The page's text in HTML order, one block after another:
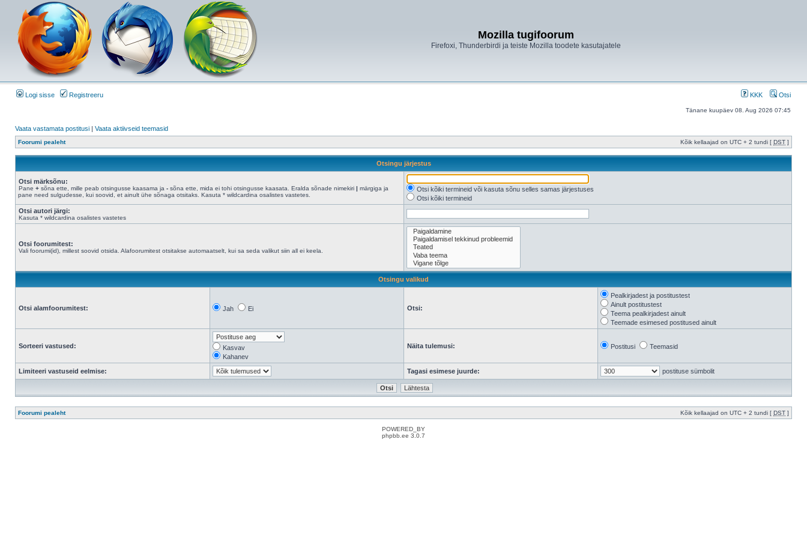
Mozilla tugifoorum
Firefoxi, Thunderbirdi ja teiste Mozilla toodete kasutajatele
Logi sisse Registreeru KKK Otsi
Tänane kuupäev 08. Aug 2026 07:45
Vaata vastamata postitusi | Vaata aktiivseid teemasid
Foorumi pealeht Kõik kellaajad on UTC + 2 tundi [ DST ]
Otsingu järjestus
Otsi märksõnu:
Pane + sõna ette, mille peab otsingusse kaasama ja - sõna ette, mida ei tohi otsingusse kaasata. Eralda sõnade nimekiri | märgiga ja
pane need sulgudesse, kui soovid, et ainult ühe sõnaga otsitaks. Kasuta * wildcardina osalistes vastetes.
Otsi kõiki termineid või kasuta sõnu selles samas järjestuses
Otsi kõiki termineid
Otsi autori järgi:
Kasuta * wildcardina osalistes vastetes
Otsi foorumitest:
Vali foorumi(id), millest soovid otsida. Alafoorumitest otsitakse automaatselt, kui sa seda valikut siin all ei keela.
Otsingu valikud
Otsi alamfoorumitest: Jah Ei Otsi:
Pealkirjadest ja postitustest
Ainult postitustest
Teema pealkirjadest ainult
Teemade esimesed postitused ainult
Sorteeri vastused:
Kasvav
Kahanev
Näita tulemusi: Postitusi Teemasid
Limiteeri vastuseid eelmise: Tagasi esimese juurde: postituse sümbolit
Foorumi pealeht Kõik kellaajad on UTC + 2 tundi [ DST ]
POWERED_BY
phpbb.ee 3.0.7